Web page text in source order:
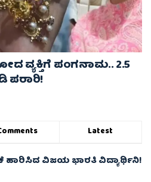
ವ್ಯಕ್ತಿಗೆ ಪಂಗನಾಮ.. 2.5
ಪರಾರಿ!
Latest
ವಿಜಯ ಭಾರತಿ ವಿದ್ಯಾರ್ಥಿನಿ!